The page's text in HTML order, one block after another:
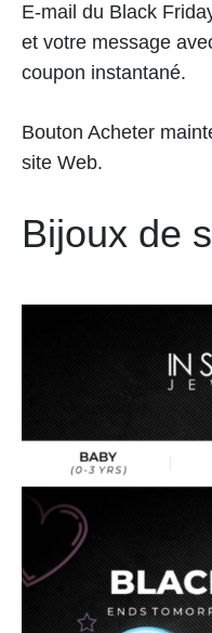
E-mail du Black
et votre message
coupon instantané.
Bouton Acheter
site Web.
Bijoux de